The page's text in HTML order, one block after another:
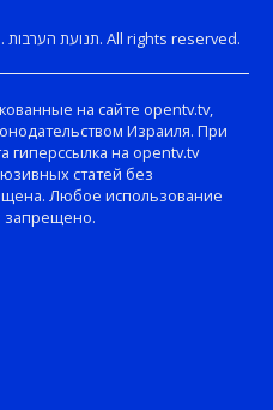
Copyright © Открытый телеканал. תנועת הערבות. All rights reserved.
на сайте opentv.tv,
Израиля. При
гиперссылка на opentv.tv
статей без
Любое использование
запрещено.